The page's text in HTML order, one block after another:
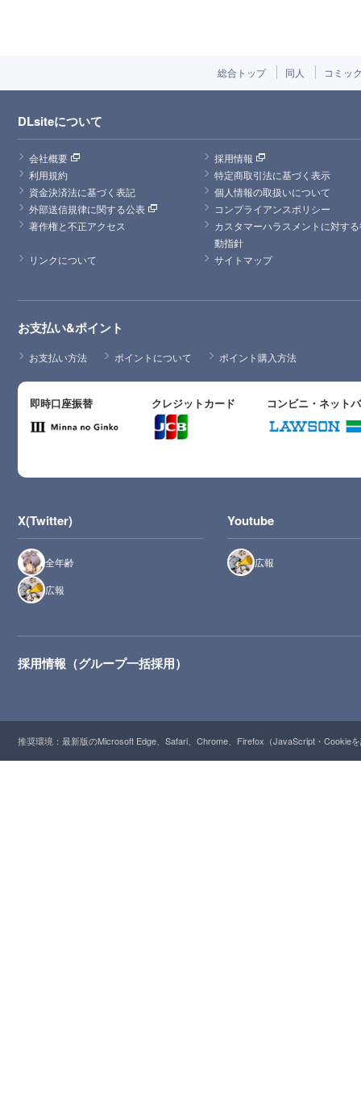
総合トップ 同人 コミッ
DLsiteについて
会社概要
採用情報
利用規約
特定商取引法に基づく表示
資金決済法に基づく表記
個人情報の取扱いについて
外部送信規律に関する公表
コンプライアンスポリシー
著作権と不正アクセス
カスタマーハラスメントに対す
動指針
リンクについて
サイトマップ
お支払い&ポイント
お支払い方法 ポイントについて ポイント購入方法
即時口座振替 クレジットカード コンビニ・ネット
X(Twitter)
全年齢
広報
Youtube
広報
採用情報（グループ一括採用）
推奨環境：最新版のMicrosoft Edge、Safari、Chrome、Firefox（JavaScript・Cookie